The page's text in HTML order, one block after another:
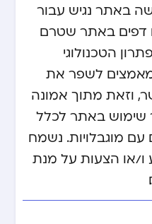
באתר נגיש עבור
דפים באתר שטרם
הטכנולוגי
לשפר את
וזאת מתוך אמונה
שימוש באתר לכלל
עם מוגבלויות. נשמח
ו/או הצעות על מנת